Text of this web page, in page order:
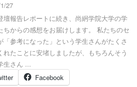
27
壇報告レポートに続き、尚絅学院大学の学
ちからの感想をお届けします。 私たちのセ
「参考になった」という学生さんがたくさ
れたことに安堵しましたが、もちろんそう
生さん ...
Facebook